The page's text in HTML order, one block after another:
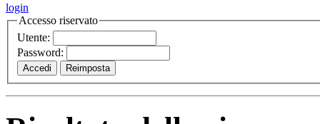
login
Accesso riservato
Utente:
Password: